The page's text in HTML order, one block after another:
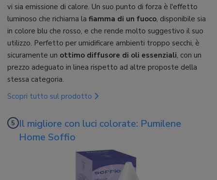
vi sia emissione di calore. Un suo punto di forza è l'effetto
luminoso che richiama la fiamma di un fuoco, disponibile sia
in colore blu che rosso, e che rende molto suggestivo il suo
utilizzo. Perfetto per umidificare ambienti troppo secchi, è
sicuramente un ottimo diffusore di oli essenziali, con un
prezzo adeguato in linea rispetto ad altre proposte della
stessa categoria.
Scopri tutto sul prodotto
Il migliore con luci colorate: Pumilene
Home Soffio